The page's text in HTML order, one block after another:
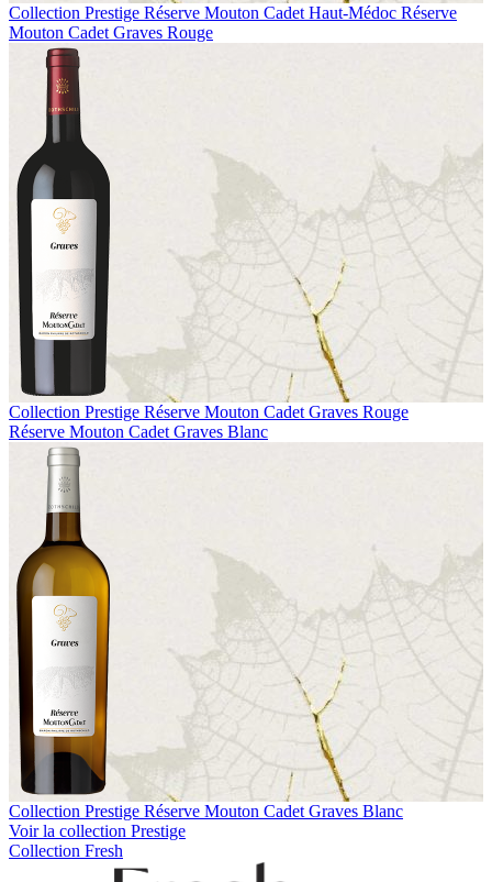
Collection Prestige Réserve Mouton Cadet Haut-Médoc Réserve
Mouton Cadet Graves Rouge
Collection Prestige Réserve Mouton Cadet Graves Rouge
Réserve Mouton Cadet Graves Blanc
Collection Prestige Réserve Mouton Cadet Graves Blanc
Voir la collection Prestige
Collection Fresh